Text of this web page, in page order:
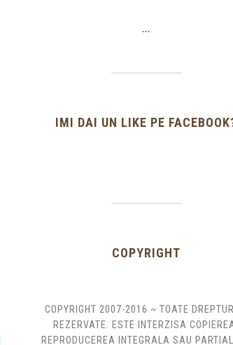
…
IMI DAI UN LIKE PE
COPYRIGHT
COPYRIGHT 2007-2016 ~ TOATE
REZERVATE. ESTE INTERZISA
REPRODUCEREA INTEGRALA SAU